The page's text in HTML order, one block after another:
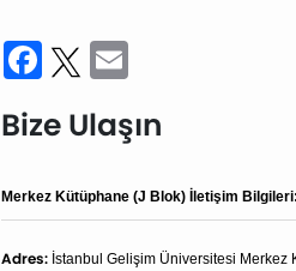
Sağlık
Facebook
Twitter
Bize Ulaşın
Merkez Kütüphane (J Blok) İletişim Bilgileri:
Adres: İstanbul Gelişim Üniversitesi Merkez